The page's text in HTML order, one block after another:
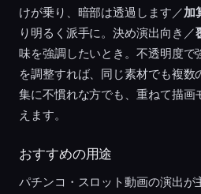
けが乗り、暗部は透過します／加
り明るく派手に。決め演出向き／
味を強調したいとき。不透明度で
を調整すれば、同じ素材でも複数
集に不慣れな方でも、重ねて描画
えます。
おすすめの用途
パチンコ・スロット動画の演出が